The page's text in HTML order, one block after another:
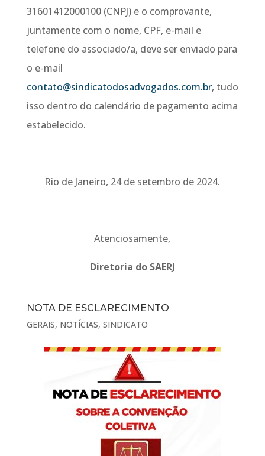
31601412000100 (CNPJ) e o comprovante,
juntamente com o nome, CPF, e-mail e
telefone do associado/a, deve ser enviado para
o e-mail
contato@sindicatodosadvogados.com.br, tudo
isso dentro do calendário de pagamento acima
estabelecido.
Rio de Janeiro, 24 de setembro de 2024.
Atenciosamente,
Diretoria do SAERJ
NOTA DE ESCLARECIMENTO
GERAIS, NOTÍCIAS, SINDICATO